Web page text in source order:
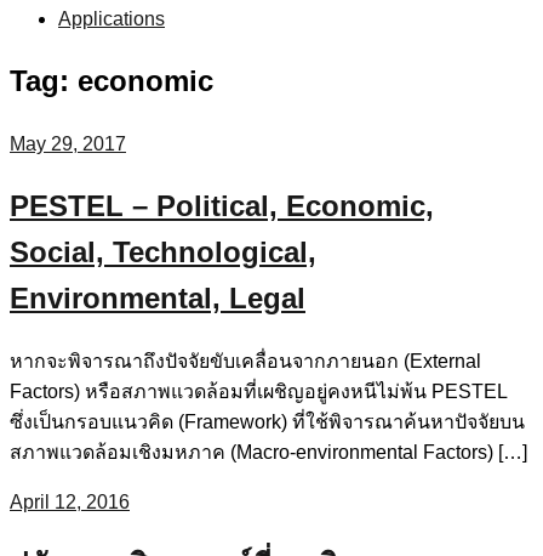
Applications
Tag: economic
May 29, 2017
PESTEL – Political, Economic,
Social, Technological,
Environmental, Legal
​หากจะพิจารณาถึงปัจจัยขับเคลื่อนจากภายนอก (External
Factors) หรือสภาพแวดล้อมที่เผชิญอยู่คงหนีไม่พ้น PESTEL
ซึ่งเป็นกรอบแนวคิด (Framework) ที่ใช้พิจารณาค้นหาปัจจัยบน
สภาพแวดล้อมเชิงมหภาค (Macro-environmental Factors) […]
April 12, 2016